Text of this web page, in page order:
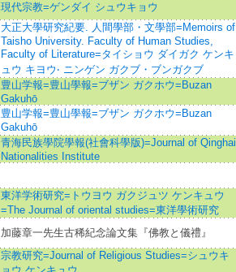
現代宗教=ゲンダイ シュウキョウ
大正大學研究紀要. 人間學部・文學部=Memoirs of
Taisho University. Faculty of Human Studies,
Faculty of Literature=タイショウ ダイガク ケンキ
ュウ キヨウ‧ ニンゲン ガクブ・ブンガクブ
豊山学報=豊山學報=ブザン ガクホウ=Buzan
Gakuhō
豊山学報=豊山學報=ブザン ガクホウ=Buzan
Gakuhō
青海民族學院學報(社會科學版)=Journal of Qinghai
Nationalities Institute
東洋学術研究=トウヨウ ガクジュツ ケンキュウ
=The Journal of oriental studies=東洋學術研究
加藤章一先生古稀紀念論文集『佛教と儀禮』
宗教研究=Journal of Religious Studies=シュウキ